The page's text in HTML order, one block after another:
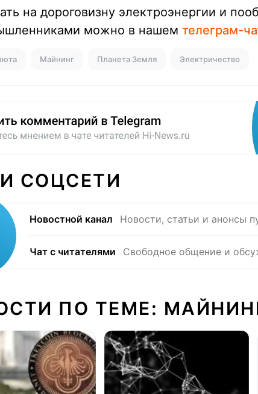
на дороговизну электроэнергии и
можно в нашем телеграм-
Майнинг Планета Земля Электричество
СОЦСЕТИ
Новостной канал Новости, статьи и анонсы
Чат с читателями Свободное общение и
ПО ТЕМЕ: